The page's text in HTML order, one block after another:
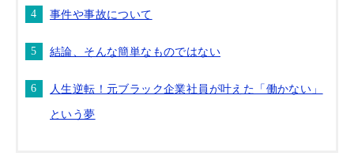
事件や事故について
結論、そんな簡単なものではない
人生逆転！元ブラック企業社員が叶えた「働かない」
という夢